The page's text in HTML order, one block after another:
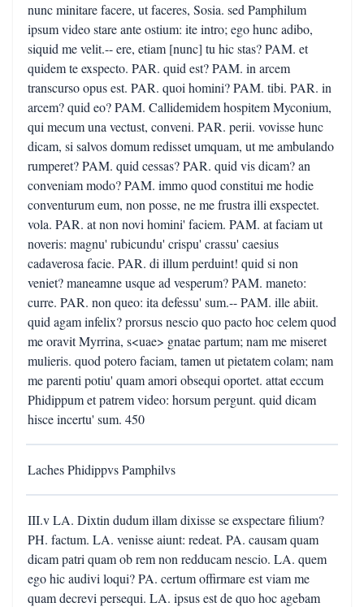
nunc minitare facere, ut faceres, Sosia. sed Pamphilum
ipsum video stare ante ostium: ite intro; ego hunc adibo,
siquid me velit.-- ere, etiam [nunc] tu hic stas? PAM. et
quidem te exspecto. PAR. quid est? PAM. in arcem
transcurso opus est. PAR. quoi homini? PAM. tibi. PAR. in
arcem? quid eo? PAM. Callidemidem hospitem Myconium,
qui mecum una vectust, conveni. PAR. perii. vovisse hunc
dicam, si salvos domum redisset umquam, ut me ambulando
rumperet? PAM. quid cessas? PAR. quid vis dicam? an
conveniam modo? PAM. immo quod constitui me hodie
conventurum eum, non posse, ne me frustra illi exspectet.
vola. PAR. at non novi homini' faciem. PAM. at faciam ut
noveris: magnu' rubicundu' crispu' crassu' caesius
cadaverosa facie. PAR. di illum perduint! quid si non
veniet? maneamne usque ad vesperum? PAM. maneto:
curre. PAR. non queo: ita defessu' sum.-- PAM. ille abiit.
quid agam infelix? prorsus nescio quo pacto hoc celem quod
me oravit Myrrina, s<uae> gnatae partum; nam me miseret
mulieris. quod potero faciam, tamen ut pietatem colam; nam
me parenti potiu' quam amori obsequi oportet. attat eccum
Phidippum et patrem video: horsum pergunt. quid dicam
hisce incertu' sum. 450
Laches Phidippvs Pamphilvs
III.v LA. Dixtin dudum illam dixisse se exspectare filium?
PH. factum. LA. venisse aiunt: redeat. PA. causam quam
dicam patri quam ob rem non redducam nescio. LA. quem
ego hic audivi loqui? PA. certum offirmare est viam me
quam decrevi persequi. LA. ipsus est de quo hoc agebam